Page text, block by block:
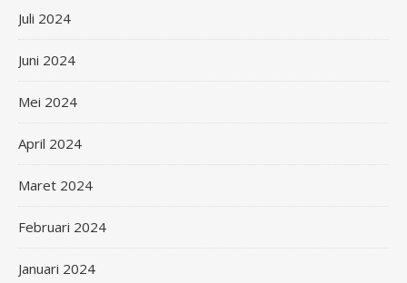
Juli 2024
Juni 2024
Mei 2024
April 2024
Maret 2024
Februari 2024
Januari 2024